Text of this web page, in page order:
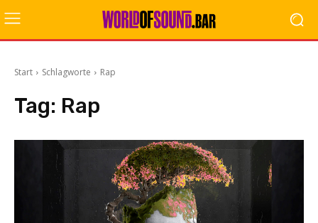
Start Schlagworte Rap
Tag: Rap